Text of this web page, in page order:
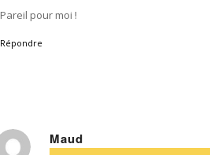
Pareil pour moi !
Répondre
Maud